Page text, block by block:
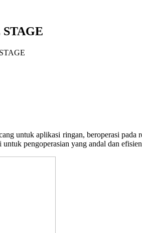
untuk aplikasi ringan, beroperasi
pengoperasian yang andal dan